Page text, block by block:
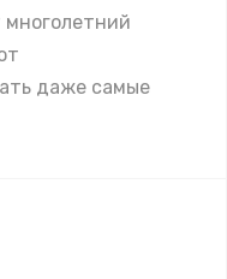
даже самые